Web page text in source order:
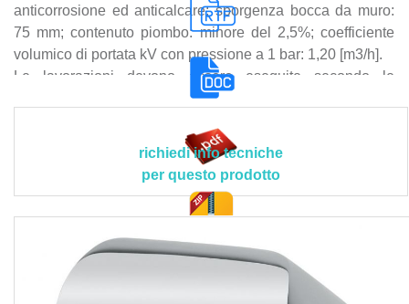
anticorrosione ed anticalcare; sporgenza bocca da muro:
75 mm; contenuto piombo: minore del 2,5%; coefficiente
volumico di portata kV con pressione a 1 bar: 1,20 [m3/h].
Le lavorazioni devono essere eseguite secondo le
indicazioni e prescrizioni tecniche della Direzione Lavori
contrattuali del capitolato speciale d’appalto.
Non e compresa nel prezzo la predisposizione per
tubazioni sottotraccia (altezza ideale 2120 mm), mentre
sono inclusi la fornitura di tutti i materiali, il trasporto degli
bloccaggio sul rosone serrando i 3 grani radiali, il rubinetto
di intercettazione sulla linea di alimentazione per facilitare
gli interventi di manutenzione, il collegamento alla rete
doc. tec.
richiedi info tecniche
per questo prodotto